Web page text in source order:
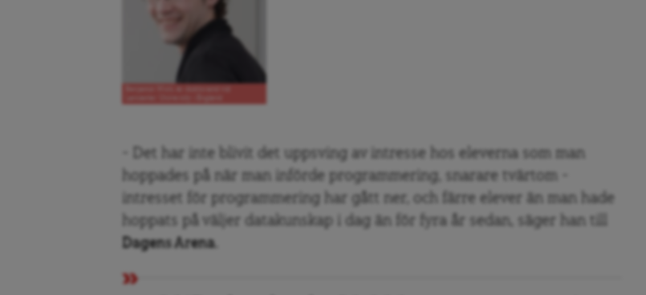
– Det har inte blivit det uppsving av intresse hos eleverna som man
hoppades på när man införde programmering, snarare tvärtom –
intresset för programmering har gått ner, och färre elever än man hade
hoppats på väljer datakunskap i dag än för fyra år sedan, säger han till
Dagens Arena.